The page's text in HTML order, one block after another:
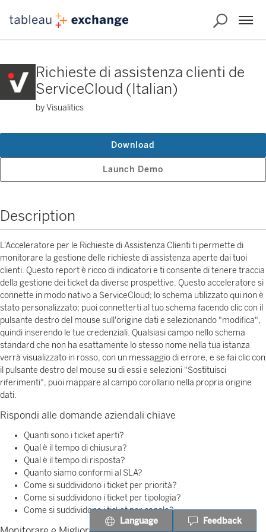
Richieste di assistenza clienti de
ServiceCloud (Italian)
by Visualitics
Launch Demo
Download
Description
L'Acceleratore per le Richieste di Assistenza Clienti ti permette di
monitorare la gestione delle richieste di assistenza aperte dai tuoi
clienti. Questo report è ricco di indicatori e ti consente di tenere traccia
della gestione dei ticket da diverse prospettive. Questo acceleratore si
connette in modo nativo a ServiceCloud; lo schema utilizzato qui non è
stato personalizzato; puoi connetterti al tuo schema facendo clic con il
pulsante destro del mouse sull'origine dati e selezionando "modifica",
quindi inserendo le tue credenziali. Qualsiasi campo nello schema
standard che non ha esattamente lo stesso nome nella tua istanza
verrà visualizzato in rosso, con un messaggio di errore, e se fai clic con
il pulsante destro del mouse su di essi e selezioni "Sostituisci
riferimenti", puoi mappare al campo corollario nella propria origine
dati.
Rispondi alle domande aziendali chiave
Quanti sono i ticket aperti?
Qual è il tempo di chiusura?
Qual è il tempo di risposta?
Quanto siamo conformi al SLA?
Come si suddividono i ticket per priorità?
Come si suddividono i ticket per tipologia?
Come si suddividono i ticket per canale?
Language Feedback